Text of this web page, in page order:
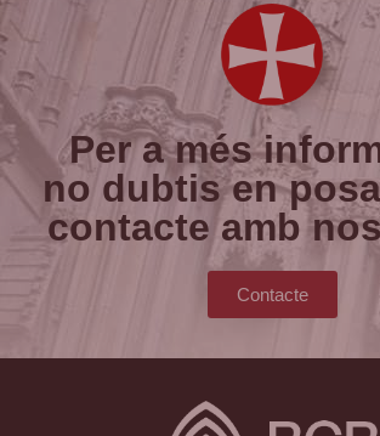
Per a més
no dubtis en
contacte amb
Contacte